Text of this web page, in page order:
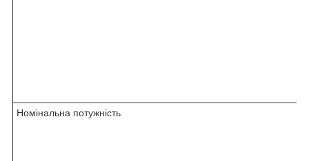
Номінальна потужність